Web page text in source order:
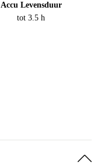
Accu Levensduur
tot 3.5 h